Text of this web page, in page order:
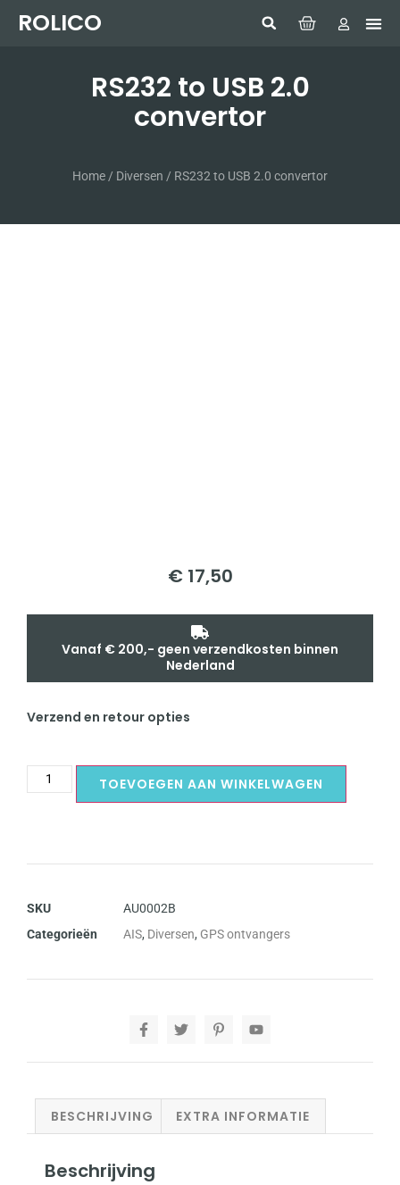
ROLICO
RS232 to USB 2.0
convertor
Home / Diversen / RS232 to USB 2.0 convertor
€17,50
Vanaf € 200,- geen verzendkosten binnen
Nederland
Verzend en retour opties
TOEVOEGEN AAN WINKELWAGEN
SKU
AU0002B
Categorieën
AIS, Diversen, GPS ontvangers
BESCHRIJVING EXTRA INFORMATIE
Beschrijving